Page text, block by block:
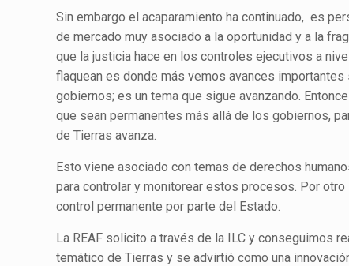
Sin embargo el acaparamiento ha continuado, es
de mercado muy asociado a la oportunidad y a la
que la justicia hace en los controles ejecutivos a
flaquean es donde más vemos avances
gobiernos; es un tema que sigue avanzando.
que sean permanentes más allá de los gobiernos,
de Tierras avanza.
Esto viene asociado con temas de derechos
para controlar y monitorear estos procesos. Por
control permanente por parte del Estado.
La REAF solicito a través de la ILC y conseguimos
temático de Tierras y se advirtió como una